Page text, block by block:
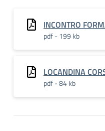
INCONTRO
pdf - 199 kb
LOCANDINA
pdf - 84 kb